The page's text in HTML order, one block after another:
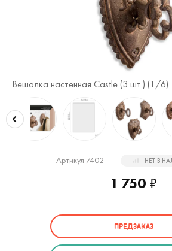
Вешалка настенная Castle (3 шт.) (1 /6)
Артикул 7402 НЕТ В
1 750 ₽
ПРЕДЗАКАЗ